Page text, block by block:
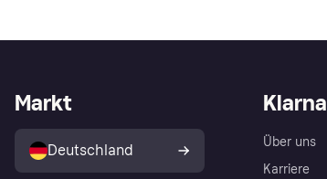
Klarna
Über uns
Karriere
Markt
Deutschland